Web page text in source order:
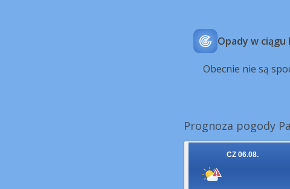
Opady w
Obecnie nie są
Prognoza pogody
CZ 06.08.